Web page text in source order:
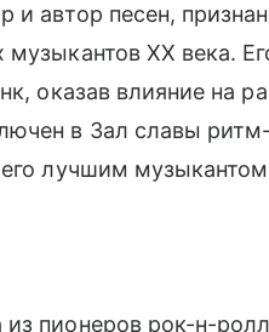
автор песен,
XX века.
оказав влияние на
в Зал славы
лучшим
пионеров рок-н-